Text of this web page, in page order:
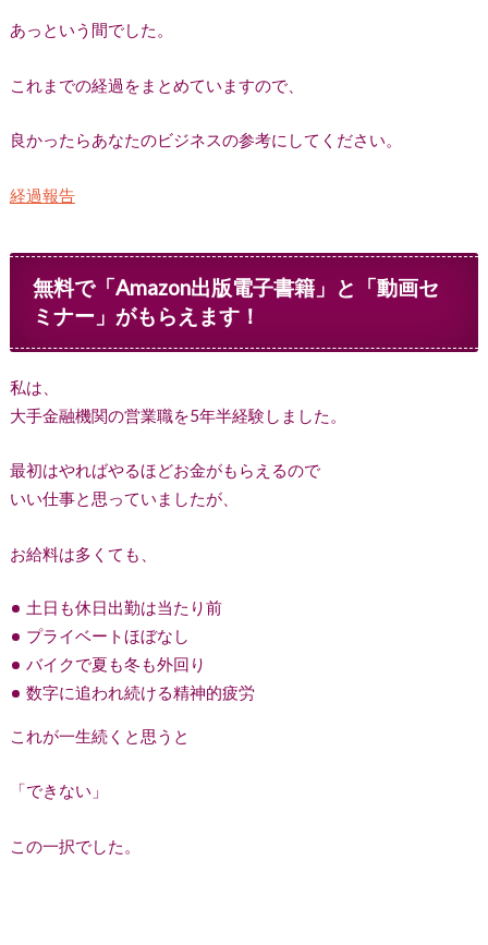
あっという間でした。
これまでの経過をまとめていますので、
良かったらあなたのビジネスの参考にしてください。
経過報告
無料で「Amazon出版電子書籍」と「動画セ
ミナー」がもらえます！
私は、
大手金融機関の営業職を5年半経験しました。
最初はやればやるほどお金がもらえるので
いい仕事と思っていましたが、
お給料は多くても、
土日も休日出勤は当たり前
プライベートほぼなし
バイクで夏も冬も外回り
数字に追われ続ける精神的疲労
これが一生続くと思うと
「できない」
この一択でした。